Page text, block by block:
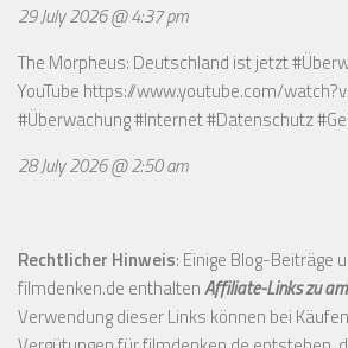
29 July 2026 @ 4:37 pm
The Morpheus: Deutschland ist jetzt
YouTube https://www.youtube.com/
#Überwachung #Internet #Datenschutz
28 July 2026 @ 2:50 am
Rechtlicher Hinweis: Einige Blog-Beiträge
filmdenken.de enthaltenAffiliate-Links zu
Verwendung dieser Links können bei